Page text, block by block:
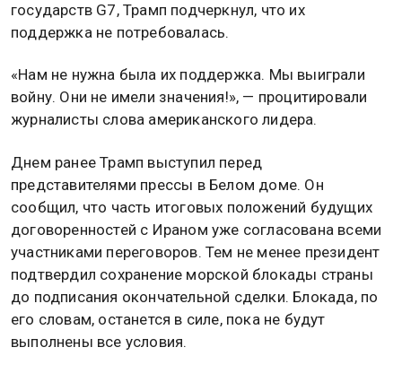
государств G7, Трамп подчеркнул, что их
поддержка не потребовалась.
«Нам не нужна была их поддержка. Мы выиграли
войну. Они не имели значения!», — процитировали
журналисты слова американского лидера.
Днем ранее Трамп выступил перед
представителями прессы в Белом доме. Он
сообщил, что часть итоговых положений будущих
договоренностей с Ираном уже согласована всеми
участниками переговоров. Тем не менее президент
подтвердил сохранение морской блокады страны
до подписания окончательной сделки. Блокада, по
его словам, останется в силе, пока не будут
выполнены все условия.